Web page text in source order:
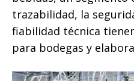
trazabilidad, la
fiabilidad técnica
para bodegas y